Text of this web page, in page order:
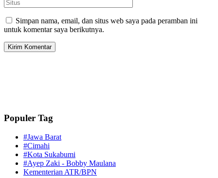
Simpan nama, email, dan situs web saya pada peramban ini
untuk komentar saya berikutnya.
Populer Tag
#Jawa Barat
#Cimahi
#Kota Sukabumi
#Ayep Zaki - Bobby Maulana
Kementerian ATR/BPN